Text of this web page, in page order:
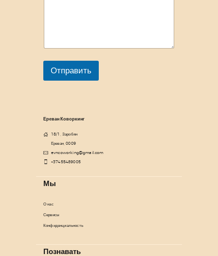
Отправить
Ереван Коворкинг
18/1, Заробян
Ереван, 0009
evncoworking@gmail.com
+37455489005
Мы
О нас
Сервисы
Конфиденциальность
Познавать